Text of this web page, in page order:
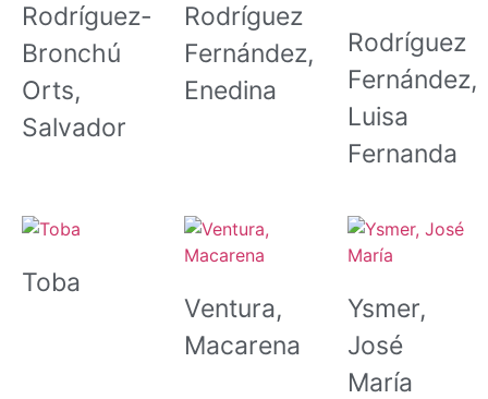
Rodríguez-
Bronchú
Orts,
Salvador
Rodríguez
Fernández,
Enedina
Rodríguez
Fernández,
Luisa
Fernanda
Toba
Ventura,
Macarena
Ysmer,
José
María